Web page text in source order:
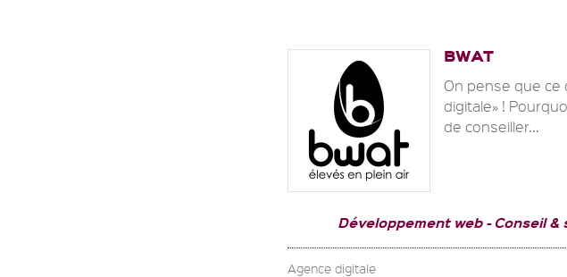
BWAT
On pense que ce
digitale» !
de conseiller...
Développement web Conseil
Agence digitale